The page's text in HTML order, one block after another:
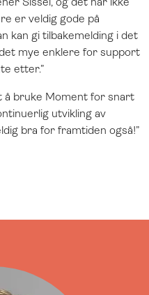
er veldig gode på
kan gi tilbakemelding i det
mye enklere for support
etter.”
å bruke Moment for snart
utvikling av
bra for framtiden også!”